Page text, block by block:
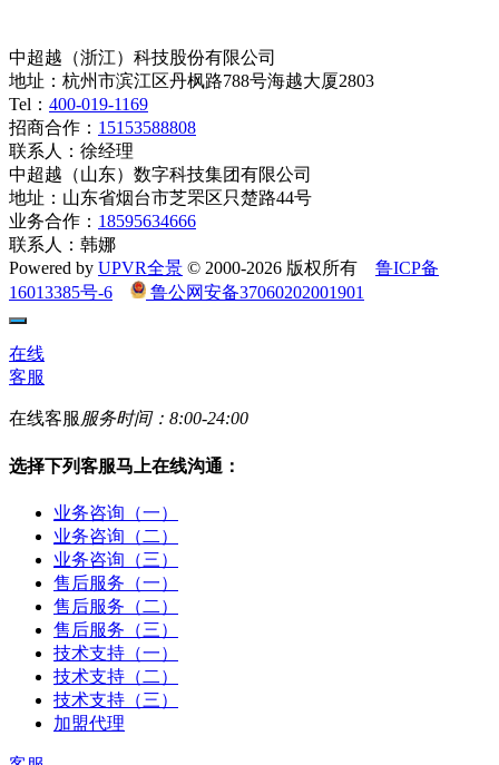
中超越（浙江）科技股份有限公司
地址：杭州市滨江区丹枫路788号海越大厦2803
Tel： 400-019-1169
招商合作： 15153588808
联系人：徐经理
中超越（山东）数字科技集团有限公司
地址：山东省烟台市芝罘区只楚路44号
业务合作： 18595634666
联系人：韩娜
Powered by UPVR全景 © 2000-2026 版权所有 鲁ICP备
16013385号-6
鲁公网安备37060202001901
在线
客服
在线客服服务时间：8:00-24:00
选择下列客服马上在线沟通：
业务咨询（一）
业务咨询（二）
业务咨询（三）
售后服务（一）
售后服务（二）
售后服务（三）
技术支持（一）
技术支持（二）
技术支持（三）
加盟代理